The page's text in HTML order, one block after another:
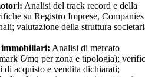
Analisi del track record e della
su Registro Imprese, Companies
valutazione della struttura
immobiliari: Analisi di mercato
€/mq per zona e tipologia);
di acquisto e vendita dichiarati;